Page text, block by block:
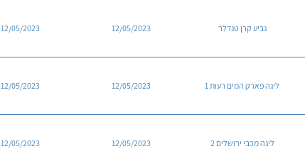
גביע קרן טנדלר 12/05/2023
12/05/2023
ליגה פארק המים רעות 1 12/05/2023
12/05/2023
ליגה מכבי ירושלים 2 12/05/2023
12/05/2023